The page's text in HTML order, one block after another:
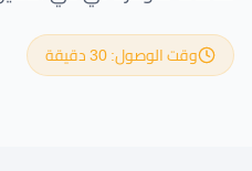
مناطق التغطية
وقت الوصول: 30 دقيقة